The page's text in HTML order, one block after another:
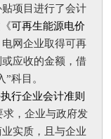
项目进行了会计
可再生能源电价
网企业取得可再
应收的金额，借
科目。
行企业会计准则
求，企业与政府发
实质，且与企业